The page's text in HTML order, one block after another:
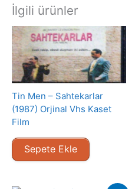
İlgili ürünler
Tin Men – Sahtekarlar
(1987) Orjinal Vhs Kaset
Film
Sepete Ekle